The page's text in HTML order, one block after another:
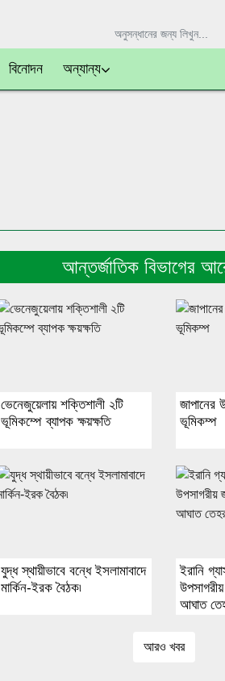
বিনোদন অন্যান্য
আন্তর্জাতিক বিভাগের
ভেনেজুয়েলায় শক্তিশালী ২টি
ভূমিকম্পে ব্যাপক ক্ষয়ক্ষতি
জাপানের
ভূমিকম্প
যুদ্ধ স্থায়ীভাবে বন্ধে ইসলামাবাদে
মার্কিন-ইরক বৈঠক৷
ইরানি
উপসাগরীয়
আঘাত
আরও খবর